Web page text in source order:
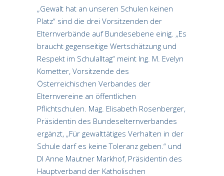
„Gewalt hat an unseren Schulen keinen
Platz“ sind die drei Vorsitzenden der
Elternverbände auf Bundesebene einig. „Es
braucht gegenseitige Wertschätzung und
Respekt im Schulalltag“ meint Ing. M. Evelyn
Kometter, Vorsitzende des
Österreichischen Verbandes der
Elternvereine an öffentlichen
Pflichtschulen. Mag. Elisabeth Rosenberger,
Präsidentin des Bundeselternverbandes
ergänzt, „Für gewalttätiges Verhalten in der
Schule darf es keine Toleranz geben.“ und
DI Anne Mautner Markhof, Präsidentin des
Hauptverband der Katholischen